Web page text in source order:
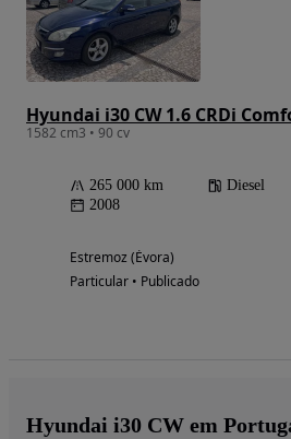
Hyundai i30 CW 1.6 CRDi
1582 cm3 • 90 cv
265 000 km Diesel
2008
Estremoz (Évora)
Particular • Publicado
Hyundai i30 CW em